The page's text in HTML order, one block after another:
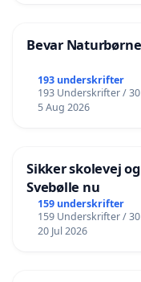
Bevar
193 underskrifter
193 Underskrifter /
5 Aug 2026
Sikker skolevej
Svebølle nu
159 underskrifter
159 Underskrifter /
20 Jul 2026